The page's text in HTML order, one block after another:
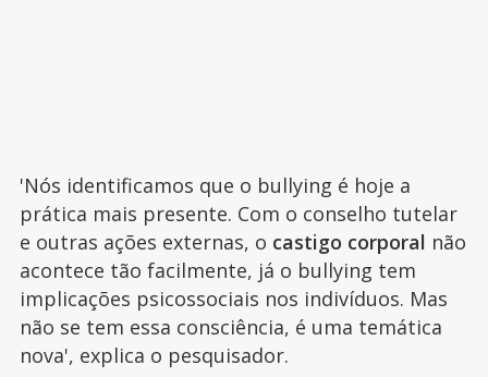
'Nós identificamos que o bullying é hoje a
prática mais presente. Com o conselho tutelar
e outras ações externas, o castigo corporal não
acontece tão facilmente, já o bullying tem
implicações psicossociais nos indivíduos. Mas
não se tem essa consciência, é uma temática
nova', explica o pesquisador.